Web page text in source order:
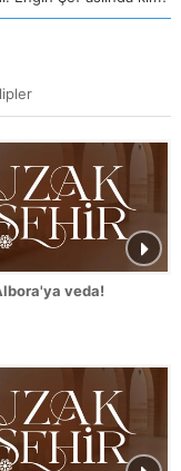
veda!